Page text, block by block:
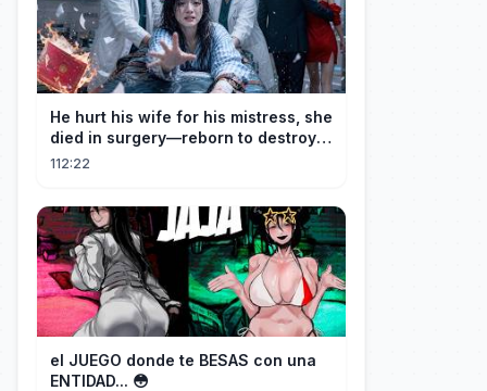
He hurt his wife for his mistress, she
died in surgery—reborn to destroy
him!
112:22
el JUEGO donde te BESAS con una
ENTIDAD... 😳